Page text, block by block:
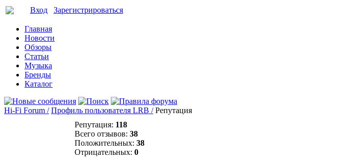
Вход Зарегистрироваться
Главная
Новости
Обзоры
Статьи
Музыка
Бренды
Каталог
Hi-Fi Forum / Профиль пользователя LRB / Репутация
Репутация: 118
Всего отзывов: 38
Положительных: 38
Отрицательных: 0